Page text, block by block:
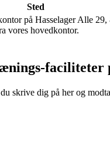
Sted
på Hasselager Alle
vores hovedkontor.
faciliteter
skrive dig på her og